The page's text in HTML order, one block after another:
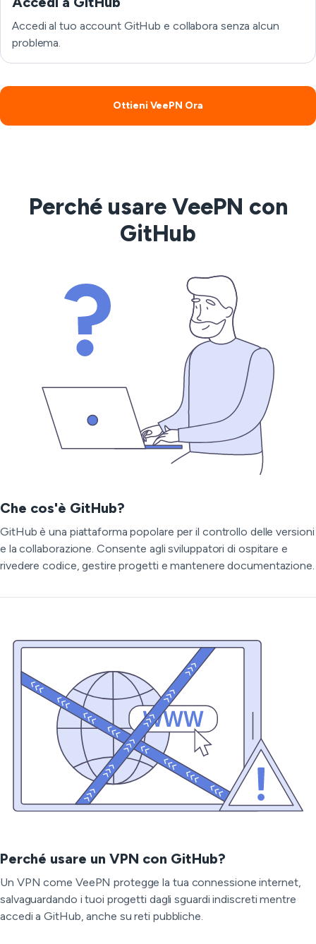
Accedi al tuo account GitHub e collabora senza alcun
problema.
Ottieni VeePN Ora
Perché usare VeePN con
GitHub
Che cos'è GitHub?
GitHub è una piattaforma popolare per il controllo delle versioni
e la collaborazione. Consente agli sviluppatori di ospitare e
rivedere codice, gestire progetti e mantenere documentazione.
Perché usare un VPN con GitHub?
Un VPN come VeePN protegge la tua connessione internet,
salvaguardando i tuoi progetti dagli sguardi indiscreti mentre
accedi a GitHub, anche su reti pubbliche.